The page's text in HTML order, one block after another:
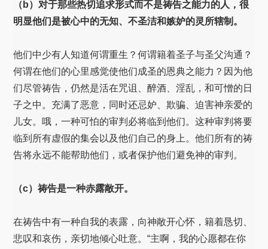
（b）对于那些热切追求形式而不是祷告之能力的人，很
明显他们是被心中的无知、不圣洁和嫉妒的灵所辖制。
他们中少有人知道何谓重生？何谓籍着圣子与圣父沟通？
何谓在他们的心里感觉使他们成圣的恩典之能力？因为他
们尽管祷告，仍然是活在咒诅、醉酒、淫乱，和可憎的日
子之中。充满了恶意，同时还忌妒、欺骗、迫害神亲爱的
儿女。哦，一种可怕的审判必将临到他们。这种审判将要
临到所有虚假的集会以及他们自己的身上。他们所有的祷
告将永远不能帮助他们，或者保护他们避免神的审判。
（c）祷告是一种赤露敞开。
在祷告中有一种自我的表露，向神敞开心怀，籍着恳切、
悲叹和哀伤，亲切地倾心吐意。“主啊，我的心愿都在你